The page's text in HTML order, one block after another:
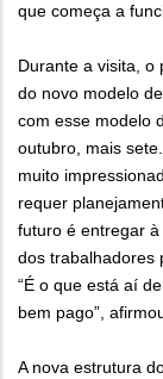
que começa a
Durante a visita, o
do novo modelo
com esse modelo
outubro, mais
muito
requer
futuro é entregar
dos trabalhadores
“É o que está aí
bem pago”,
A nova estrutura